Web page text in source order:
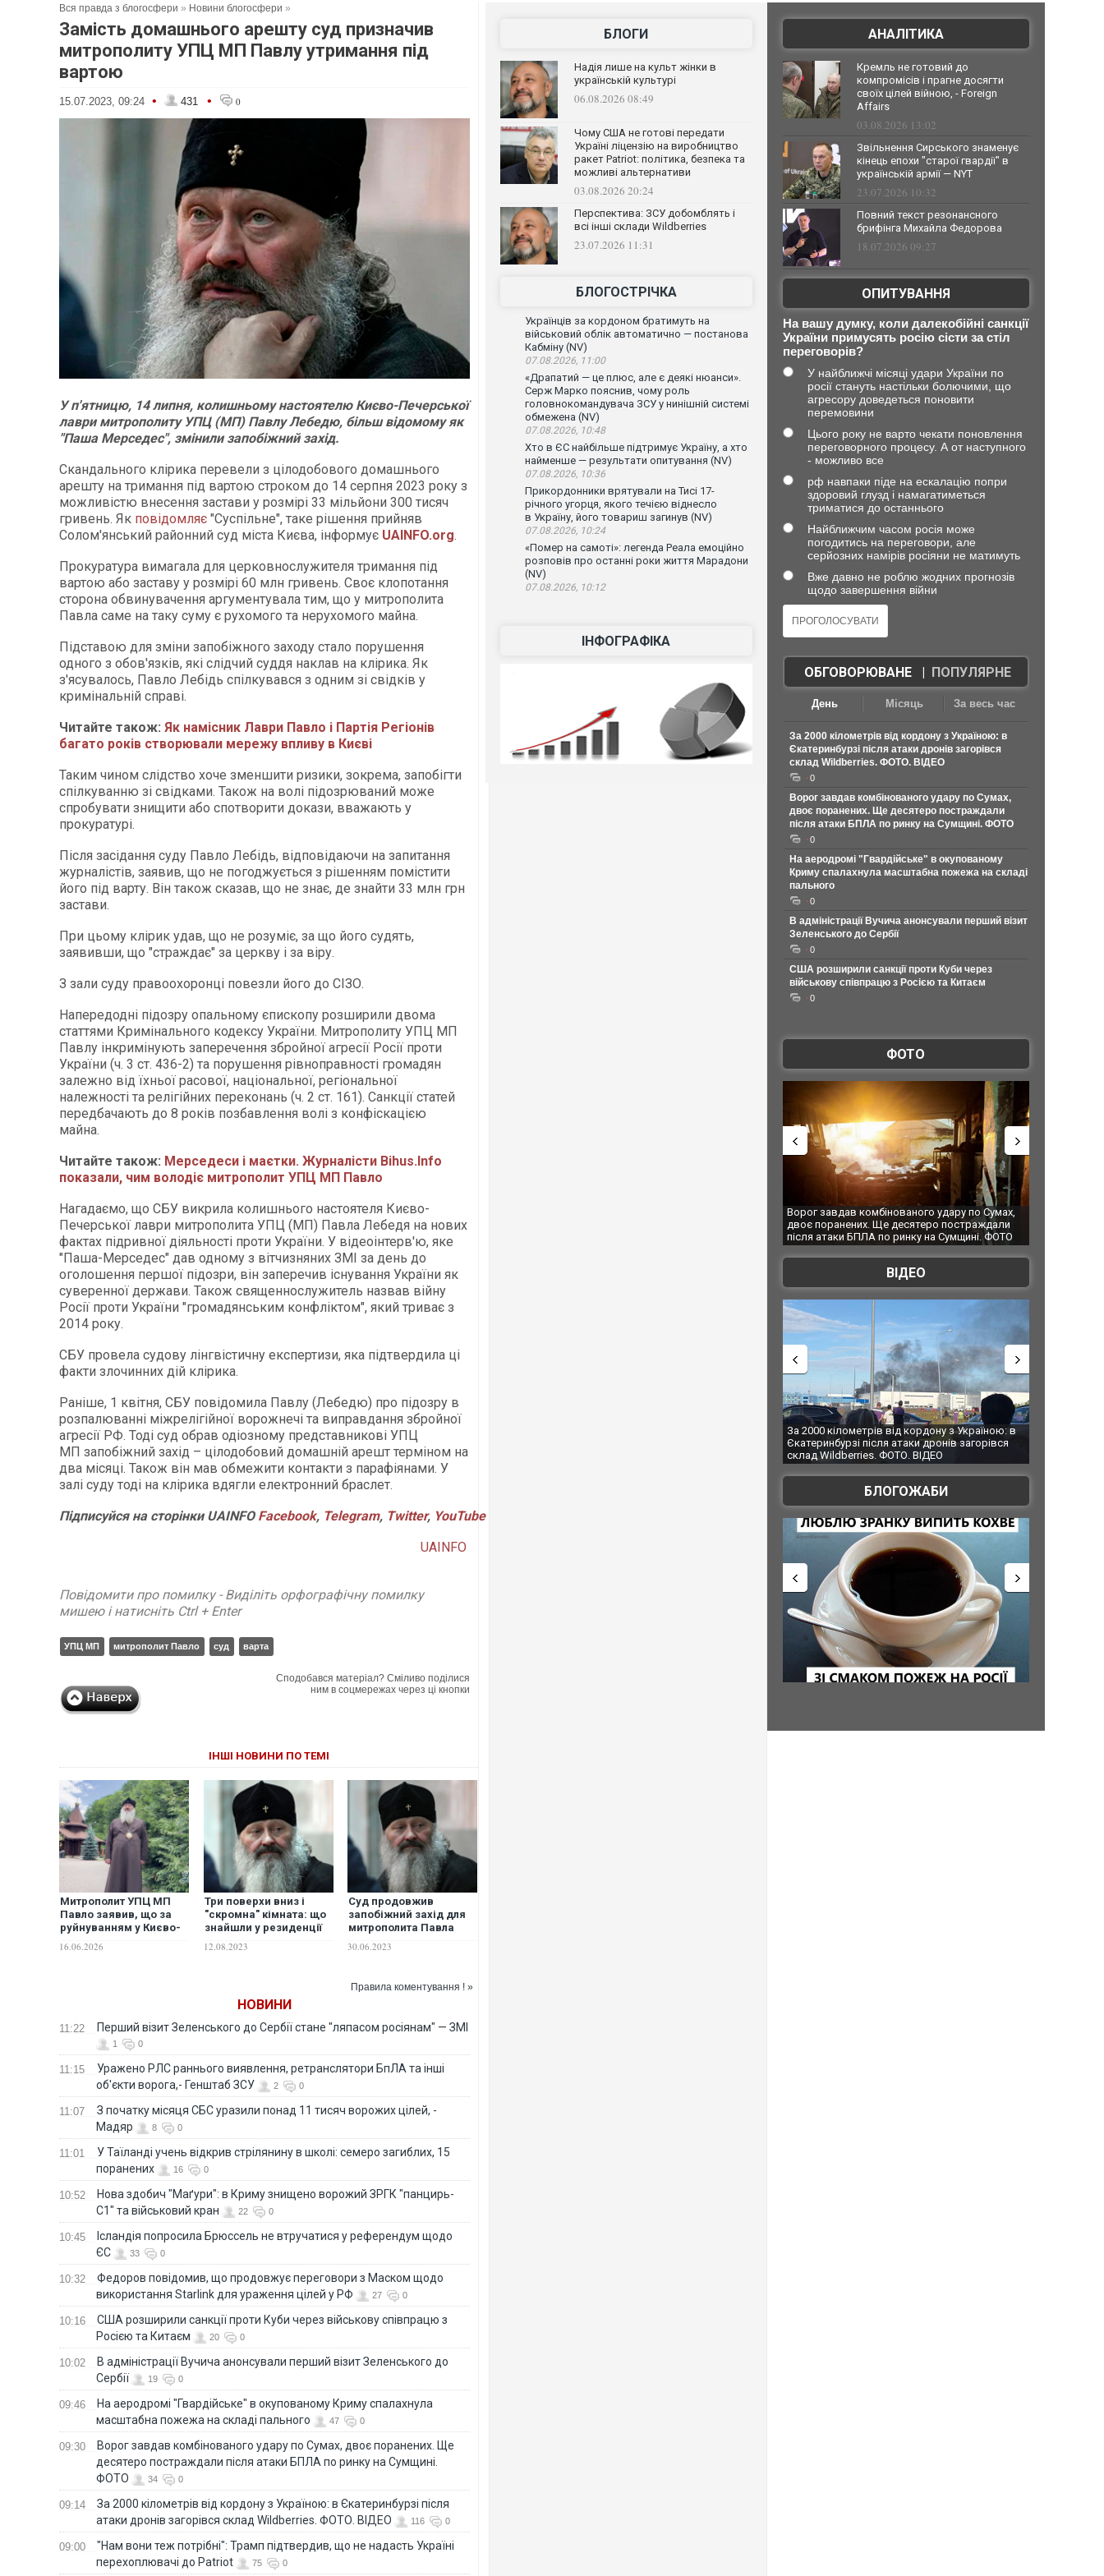
Вся правда з блогосфери » Новини блогосфери »
Замість домашнього арешту суд призначив
митрополиту УПЦ МП Павлу утримання під
вартою
15.07.2023, 09:24 • 431 • 0
У п'ятницю, 14 липня, колишньому настоятелю Києво-Печерської
лаври митрополиту УПЦ (МП) Павлу Лебедю, більш відомому як
"Паша Мерседес", змінили запобіжний захід.
Скандального клірика перевели з цілодобового домашнього
арешту на тримання під вартою строком до 14 серпня 2023 року з
можливістю внесення застави у розмірі 33 мільйони 300 тисяч
гривень. Як повідомляє "Суспільне", таке рішення прийняв
Солом'янський районний суд міста Києва, інформує UAINFO.org.
Прокуратура вимагала для церковнослужителя тримання під
вартою або заставу у розмірі 60 млн гривень. Своє клопотання
сторона обвинувачення аргументувала тим, що у митрополита
Павла саме на таку суму є рухомого та нерухомого майна.
Підставою для зміни запобіжного заходу стало порушення
одного з обов'язків, які слідчий суддя наклав на клірика. Як
з'ясувалось, Павло Лебідь спілкувався з одним зі свідків у
кримінальній справі.
Читайте також: Як намісник Лаври Павло і Партія Регіонів
багато років створювали мережу впливу в Києві
Таким чином слідство хоче зменшити ризики, зокрема, запобігти
спілкуванню зі свідками. Також на волі підозрюваний може
спробувати знищити або спотворити докази, вважають у
прокуратурі.
Після засідання суду Павло Лебідь, відповідаючи на запитання
журналістів, заявив, що не погоджується з рішенням помістити
його під варту. Він також сказав, що не знає, де знайти 33 млн грн
застави.
При цьому клірик удав, що не розуміє, за що його судять,
заявивши, що "страждає" за церкву і за віру.
З зали суду правоохоронці повезли його до СІЗО.
Напередодні підозру опальному єпископу розширили двома
статтями Кримінального кодексу України. Митрополиту УПЦ МП
Павлу інкримінують заперечення збройної агресії Росії проти
України (ч. 3 ст. 436-2) та порушення рівноправності громадян
залежно від їхньої расової, національної, регіональної
належності та релігійних переконань (ч. 2 ст. 161). Санкції статей
передбачають до 8 років позбавлення волі з конфіскацією
майна.
Читайте також: Мерседеси і маєтки. Журналісти Bihus.Info
показали, чим володіє митрополит УПЦ МП Павло
Нагадаємо, що СБУ викрила колишнього настоятеля Києво-
Печерської лаври митрополита УПЦ (МП) Павла Лебедя на нових
фактах підривної діяльності проти України. У відеоінтерв'ю, яке
"Паша-Мерседес" дав одному з вітчизняних ЗМІ за день до
оголошення першої підозри, він заперечив існування України як
суверенної держави. Також священнослужитель назвав війну
Росії проти України "громадянським конфліктом", який триває з
2014 року.
СБУ провела судову лінгвістичну експертизи, яка підтвердила ці
факти злочинних дій клірика.
Раніше, 1 квітня, СБУ повідомила Павлу (Лебедю) про підозру в
розпалюванні міжрелігійної ворожнечі та виправдання збройної
агресії РФ. Тоді суд обрав одіозному представникові УПЦ
МП запобіжний захід – цілодобовий домашній арешт терміном на
два місяці. Також він мав обмежити контакти з парафіянами. У
залі суду тоді на клірика вдягли електронний браслет.
Підписуйся на сторінки UAINFO Facebook, Telegram, Twitter, YouTube
UAINFO
Повідомити про помилку - Виділіть орфографічну помилку
мишею і натисніть Ctrl + Enter
УПЦ МП митрополит Павло суд варта
Сподобався матеріал? Сміливо поділися
ним в соцмережах через ці кнопки
ІНШІ НОВИНИ ПО ТЕМІ
Митрополит УПЦ МП
Павло заявив, що за
руйнуванням у Києво-
диявол, а в Росії
16.06.2026
Три поверхи вниз і
"скромна" кімната: що
знайшли у резиденції
ВІДЕО
12.08.2023
Суд продовжив
запобіжний захід для
митрополита Павла
30.06.2023
Правила коментування ! »
НОВИНИ
11:22 Перший візит Зеленського до Сербії стане "ляпасом росіянам" — ЗМІ
1 0
11:15
Уражено РЛС раннього виявлення, ретранслятори БпЛА та інші
об'єкти ворога,- Генштаб ЗСУ
2 0
11:07
З початку місяця СБС уразили понад 11 тисяч ворожих цілей, -
Мадяр
8 0
11:01
У Таїланді учень відкрив стрілянину в школі: семеро загиблих, 15
поранених
16 0
10:52
Нова здобич "Маґури": в Криму знищено ворожий ЗРГК "панцирь-
С1" та військовий кран
22 0
10:45
Ісландія попросила Брюссель не втручатися у референдум щодо
ЄС
33 0
10:32
Федоров повідомив, що продовжує переговори з Маском щодо
використання Starlink для ураження цілей у РФ
27 0
10:16
США розширили санкції проти Куби через військову співпрацю з
Росією та Китаєм
20 0
10:02
В адміністрації Вучича анонсували перший візит Зеленського до
Сербії
19 0
09:46
На аеродромі "Гвардійське" в окупованому Криму спалахнула
масштабна пожежа на складі пального
47 0
09:30
Ворог завдав комбінованого удару по Сумах, двоє поранених. Ще
десятеро постраждали після атаки БПЛА по ринку на Сумщині.
ФОТО
34 0
09:14
За 2000 кілометрів від кордону з Україною: в Єкатеринбурзі після
атаки дронів загорівся склад Wildberries. ФОТО. ВІДЕО
116 0
09:00
"Нам вони теж потрібні": Трамп підтвердив, що не надасть Україні
перехоплювачі до Patriot
75 0
БЛОГИ
Надія лише на культ жінки в
українській культурі
06.08.2026 08:49
Чому США не готові передати
Україні ліцензію на виробництво
ракет Patriot: політика, безпека та
можливі альтернативи
03.08.2026 20:24
Перспектива: ЗСУ добомблять і
всі інші склади Wildberries
23.07.2026 11:31
БЛОГОСТРІЧКА
Українців за кордоном братимуть на
військовий облік автоматично — постанова
Кабміну (NV)
07.08.2026, 11:00
«Драпатий — це плюс, але є деякі нюанси».
Серж Марко пояснив, чому роль
головнокомандувача ЗСУ у нинішній системі
обмежена (NV)
07.08.2026, 10:48
Хто в ЄС найбільше підтримує Україну, а хто
найменше — результати опитування (NV)
07.08.2026, 10:36
Прикордонники врятували на Тисі 17-
річного угорця, якого течією віднесло
в Україну, його товариш загинув (NV)
07.08.2026, 10:24
«Помер на самоті»: легенда Реала емоційно
розповів про останні роки життя Марадони
(NV)
07.08.2026, 10:12
ІНФОГРАФІКА
АНАЛІТИКА
Кремль не готовий до
компромісів і прагне досягти
своїх цілей війною, - Foreign
Affairs
03.08.2026 13:02
Звільнення Сирського знаменує
кінець епохи "старої гвардії" в
українській армії — NYT
23.07.2026 10:32
Повний текст резонансного
брифінга Михайла Федорова
18.07.2026 09:27
ОПИТУВАННЯ
На вашу думку, коли далекобійні санкції
України примусять росію сісти за стіл
переговорів?
У найближчі місяці удари України по
росії стануть настільки болючими, що
агресору доведеться поновити
перемовини
Цього року не варто чекати поновлення
переговорного процесу. А от наступного
- можливо все
рф навпаки піде на ескалацію попри
здоровий глузд і намагатиметься
триматися до останнього
Найближчим часом росія може
погодитись на переговори, але
серйозних намірів росіяни не матимуть
Вже давно не роблю жодних прогнозів
щодо завершення війни
ОБГОВОРЮВАНЕ| ПОПУЛЯРНЕ
День Місяць За весь час
За 2000 кілометрів від кордону з Україною: в
Єкатеринбурзі після атаки дронів загорівся
склад Wildberries. ФОТО. ВІДЕО
0
Ворог завдав комбінованого удару по Сумах,
двоє поранених. Ще десятеро постраждали
після атаки БПЛА по ринку на Сумщині. ФОТО
0
На аеродромі "Гвардійське" в окупованому
Криму спалахнула масштабна пожежа на складі
пального
0
В адміністрації Вучича анонсували перший візит
Зеленського до Сербії
0
США розширили санкції проти Куби через
військову співпрацю з Росією та Китаєм
0
ФОТО
За 2000 кілометрів від кордону з Україною: в
Єкатеринбурзі після атаки дронів загорівся
склад Wildberries. ФОТО. ВІДЕО
ВІДЕО
В Таїланді футболіст загинув від удару
блискавки під час матчу: ще 12 людей
постраждали. ВІДЕО
БЛОГОЖАБИ